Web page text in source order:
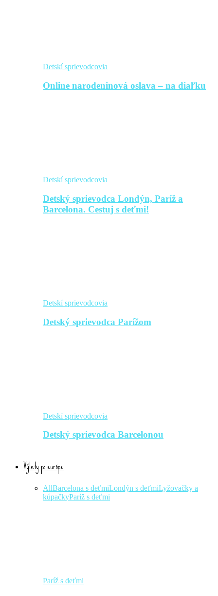
Detskí sprievodcovia
Online narodeninová oslava – na diaľku
Detskí sprievodcovia
Detský sprievodca Londýn, Paríž a
Barcelona. Cestuj s deťmi!
Detskí sprievodcovia
Detský sprievodca Parížom
Detskí sprievodcovia
Detský sprievodca Barcelonou
Výlety po európe
AllBarcelona s deťmiLondýn s deťmiLyžovačky a
kúpačkyParíž s deťmi
Paríž s deťmi